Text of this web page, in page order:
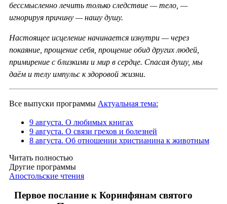
бессмысленно лечить только следствие — тело, —
игнорируя причину — нашу душу.
Настоящее исцеление начинается изнутри — через
покаяние, прощение себя, прощение обид других людей,
примирение с близкими и мир в сердце. Спасая душу, мы
даём и телу импульс к здоровой жизни.
Все выпуски программы Актуальная тема:
9 августа. О любимых книгах
9 августа. О связи грехов и болезней
8 августа. Об отношении христианина к животным
Читать полностью
Другие программы
Апостольские чтения
Первое послание к Коринфянам святого